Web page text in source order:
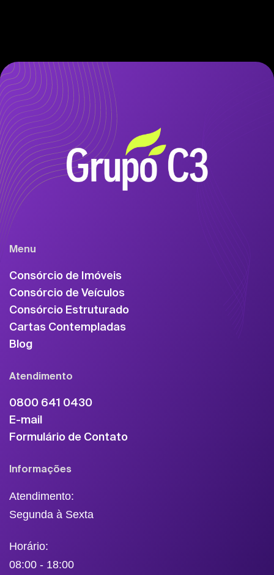
Menu
Consórcio de Imóveis
Consórcio de Veículos
Consórcio Estruturado
Cartas Contempladas
Blog
Atendimento
0800 641 0430
E-mail
Formulário de Contato
Informações
Atendimento:
Segunda à Sexta
Horário:
08:00 - 18:00